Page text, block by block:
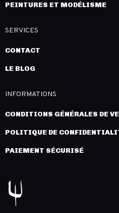
PEINTURES ET MODÉLISME
SERVICES
CONTACT
LE BLOG
INFORMATIONS
CONDITIONS GÉNÉRALES DE
POLITIQUE DE
PAIEMENT SÉCURISÉ